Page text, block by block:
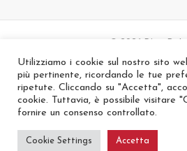
© 2021 Ditta
PRIVACY & COOKIE POLICY
Utilizziamo i cookie sul nostro sito
più pertinente, ricordando le tue
ripetute. Cliccando su "Accetta",
cookie. Tuttavia, è possibile visitare
fornire un consenso controllato.
Cookie Settings Accetta